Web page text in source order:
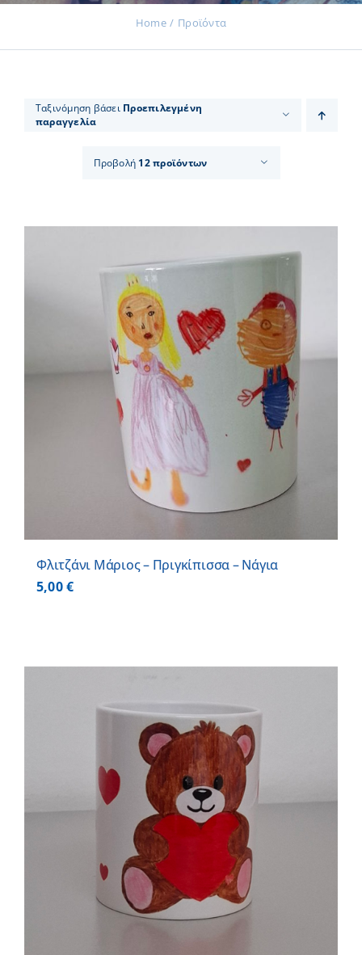
Νέα
Home Προϊόντα
Ταξινόμηση βάσει Προεπιλεγμένη
παραγγελία
Προβολή 12 προϊόντων
Φλιτζάνι Μάριος – Πριγκίπισσα – Νάγια
5,00€